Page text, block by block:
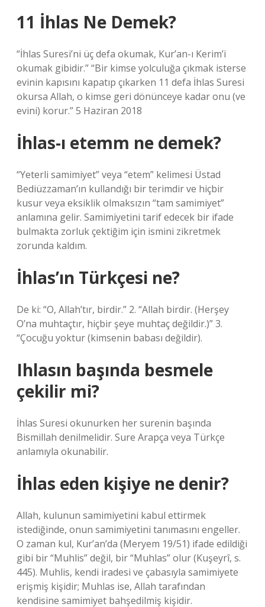
11 İhlas Ne Demek?
“İhlas Suresi’ni üç defa okumak, Kur’an-ı Kerim’i
okumak gibidir.” “Bir kimse yolculuğa çıkmak isterse
evinin kapısını kapatıp çıkarken 11 defa İhlas Suresi
okursa Allah, o kimse geri dönünceye kadar onu (ve
evini) korur.” 5 Haziran 2018
İhlas-ı etemm ne demek?
“Yeterli samimiyet” veya “etem” kelimesi Üstad
Bediüzzaman’ın kullandığı bir terimdir ve hiçbir
kusur veya eksiklik olmaksızın “tam samimiyet”
anlamına gelir. Samimiyetini tarif edecek bir ifade
bulmakta zorluk çektiğim için ismini zikretmek
zorunda kaldım.
İhlas’ın Türkçesi ne?
De ki: “O, Allah’tır, birdir.” 2. “Allah birdir. (Herşey
O’na muhtaçtır, hiçbir şeye muhtaç değildir.)” 3.
“Çocuğu yoktur (kimsenin babası değildir).
Ihlasın başında besmele
çekilir mi?
İhlas Suresi okunurken her surenin başında
Bismillah denilmelidir. Sure Arapça veya Türkçe
anlamıyla okunabilir.
İhlas eden kişiye ne denir?
Allah, kulunun samimiyetini kabul ettirmek
istediğinde, onun samimiyetini tanımasını engeller.
O zaman kul, Kur’an’da (Meryem 19/51) ifade edildiği
gibi bir “Muhlis” değil, bir “Muhlas” olur (Kuşeyrî, s.
445). Muhlis, kendi iradesi ve çabasıyla samimiyete
erişmiş kişidir; Muhlas ise, Allah tarafından
kendisine samimiyet bahşedilmiş kişidir.